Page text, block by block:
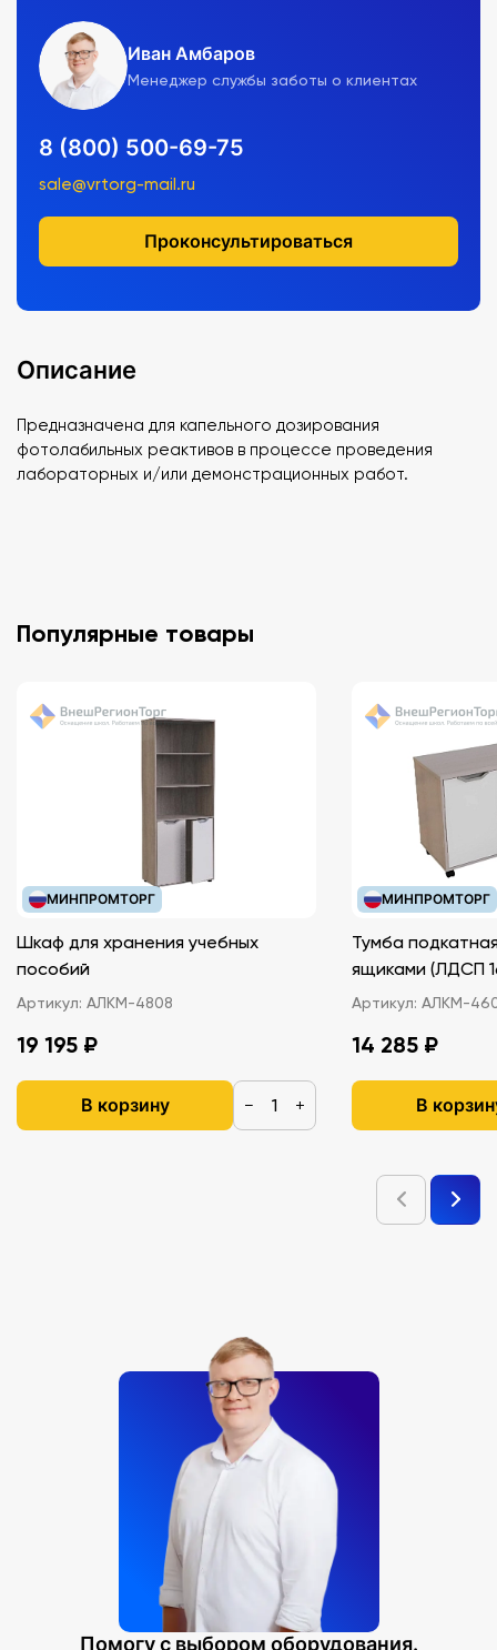
Иван Амбаров
Менеджер службы заботы о клиентах
8 (800) 500-69-75
sale@vrtorg-mail.ru
Проконсультироваться
Описание
Предназначена для капельного дозирования
фотолабильных реактивов в процессе проведения
лабораторных и/или демонстрационных работ.
Популярные товары
МИНПРОМТОРГ
Шкаф для хранения учебных
пособий
Артикул: АЛКМ-4808
19 195 ₽
В корзину − +
МИНПРОМТОРГ
Тумба
ящиками
Артикул: АЛКМ-
14 285 ₽
В
Помогу с выбором оборудования.